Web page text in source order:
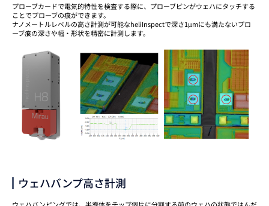
プローブカードで電気的特性を検査する際に、プローブピンがウェハにタッチする
ことでプローブの痕ができます。
ナノメートルレベルの高さ計測が可能なheliInspectで深さ1μmにも満たないプロ
ーブ痕の深さや幅・形状を精密に計測します。
ウェハバンプ高さ計測